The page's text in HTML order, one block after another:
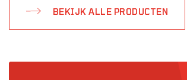
BEKIJK ALLE PRODUCTEN